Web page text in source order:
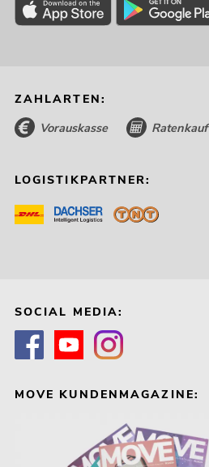
ZAHLARTEN:
Vorauskasse Ratenkauf
LOGISTIKPARTNER:
SOCIAL MEDIA:
MOVE KUNDENMAGAZINE: